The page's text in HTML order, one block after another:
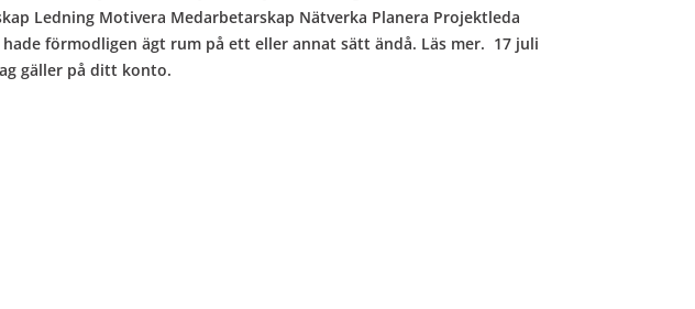
Ledning Motivera Medarbetarskap Nätverka Planera Projektleda
förmodligen ägt rum på ett eller annat sätt ändå. Läs mer. 17 juli
gäller på ditt konto.